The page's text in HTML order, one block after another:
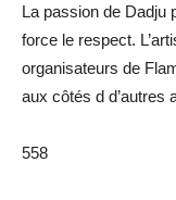
La passion de Dadju
force le respect.
organisateurs de
aux côtés d d’autres
558